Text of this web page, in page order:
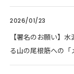
2026/01/23
【署名のお願い】
る山の尾根筋への